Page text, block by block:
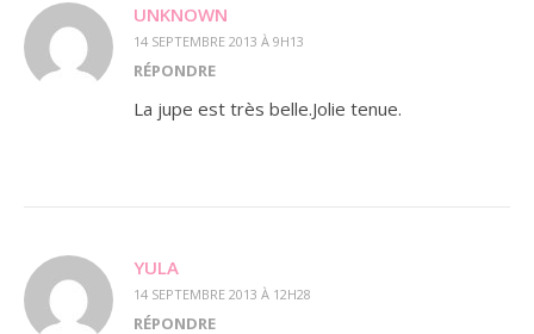
UNKNOWN
14 SEPTEMBRE 2013 À 9H13
RÉPONDRE
La jupe est très belle.Jolie tenue.
YULA
14 SEPTEMBRE 2013 À 12H28
RÉPONDRE